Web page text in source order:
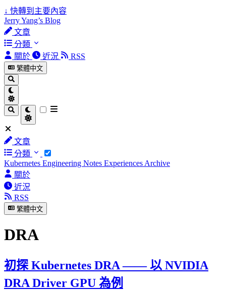
↓ 快轉到主要內容
Jerry Yang’s Blog
文章
分類
關於
近況 RSS
繁體中文
文章
分類
Kubernetes Engineering Notes Experiences Archive
關於
近況
RSS
繁體中文
DRA
初探 Kubernetes DRA —— 以 NVIDIA
DRA Driver GPU 為例